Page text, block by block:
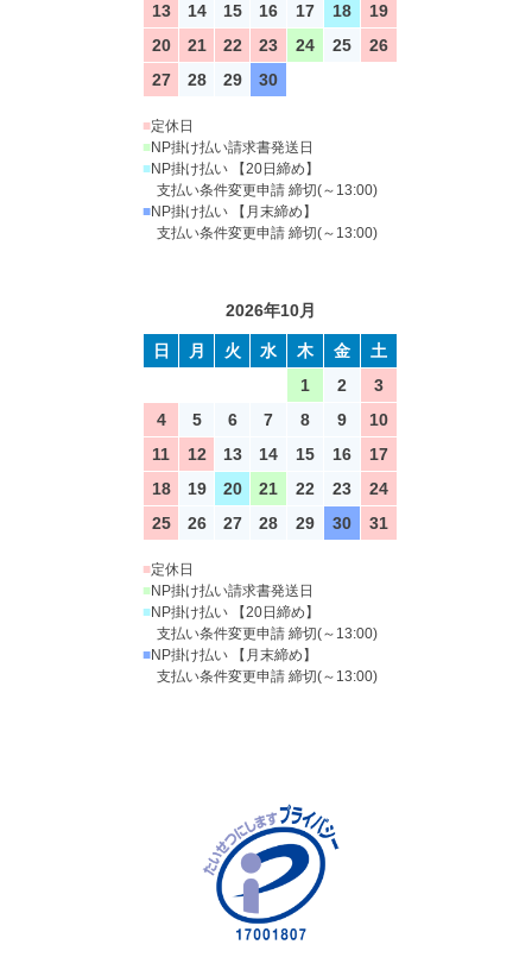
13
14 15 16 17 18
19
20
21 22 23 24 25
26
27
28 29 30
■定休日
■NP掛け払い請求書発送日
■NP掛け払い 【20日締め】
支払い条件変更申請 締切(～13:00)
■NP掛け払い 【月末締め】
支払い条件変更申請 締切(～13:00)
2026年10月
日 月 火 水 木 金
土
1
2
3
4
5 6 7 8 9
10
11
12 13 14 15 16
17
18
19 20 21 22 23
24
25
26 27 28 29 30 31
■定休日
■NP掛け払い請求書発送日
■NP掛け払い 【20日締め】
支払い条件変更申請 締切(～13:00)
■NP掛け払い 【月末締め】
支払い条件変更申請 締切(～13:00)